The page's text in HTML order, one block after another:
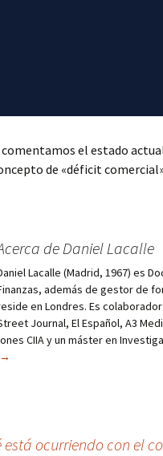
el estado
de «déficit
de Daniel Lacalle
Lacalle (Madrid, 1967) es
además de gestor de
en Londres. Es
Journal, El Español, A3
CIIA y un máster en
→
está ocurriendo con el